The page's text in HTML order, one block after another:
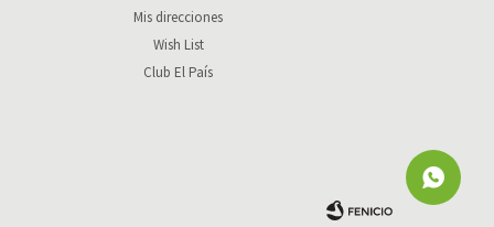
Mis direcciones
Wish List
Club El País